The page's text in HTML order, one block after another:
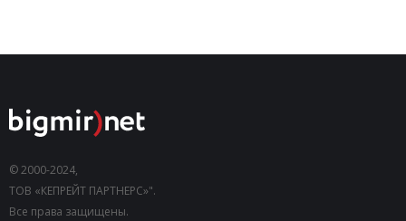
© 2000-2024,
ТОВ «КЕПРЕЙТ ПАРТНЕРС»".
Все права защищены.